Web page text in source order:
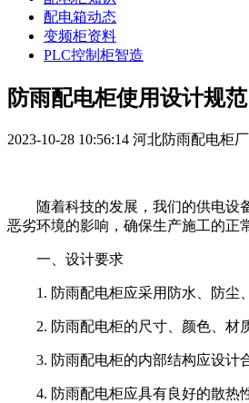
配电箱动态
变频柜资料
PLC控制柜智造
防雨配电柜使用设计规范
2023-10-28 10:56:14 河北防雨配电柜
随着科技的发展，我们的供电设
恶劣环境的影响，确保生产施工的正
一、设计要求
1. 防雨配电柜应采用防水、防尘
2. 防雨配电柜的尺寸、颜色、材
3. 防雨配电柜的内部结构应设计
4. 防雨配电柜应具有良好的散热